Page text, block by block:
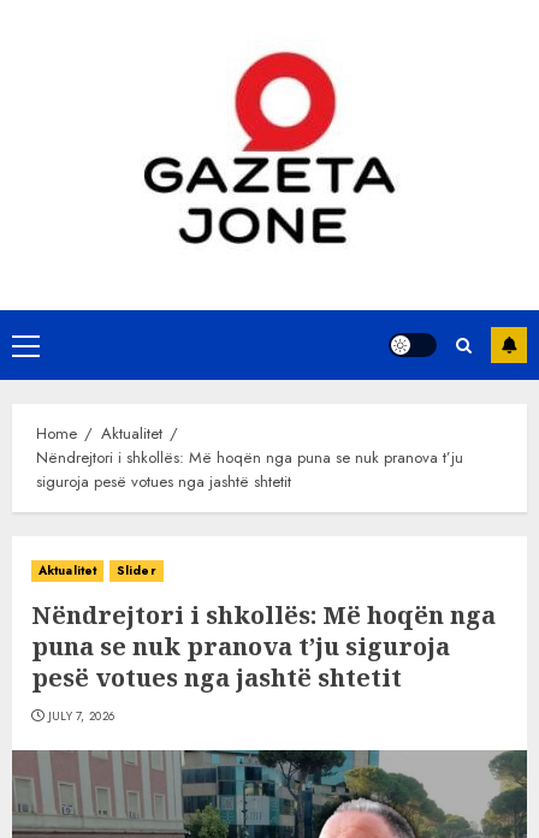
Primary
Menu
Home
Aktualitet
Nëndrejtori i shkollës: Më hoqën nga puna se nuk pranova t’ju
siguroja pesë votues nga jashtë shtetit
Aktualitet Slider
Nëndrejtori i shkollës: Më hoqën nga
puna se nuk pranova t’ju siguroja
pesë votues nga jashtë shtetit
JULY 7, 2026